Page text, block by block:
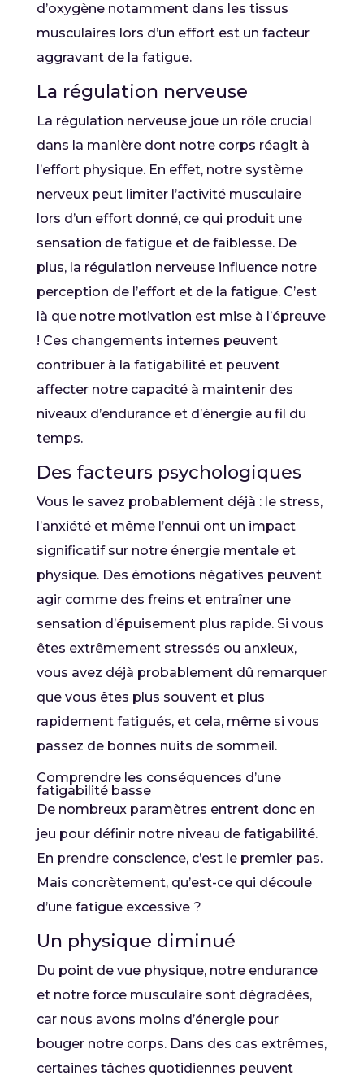
d’oxygène notamment dans les tissus
musculaires lors d’un effort est un facteur
aggravant de la fatigue.
La régulation nerveuse
La régulation nerveuse joue un rôle crucial
dans la manière dont notre corps réagit à
l’effort physique. En effet, notre système
nerveux peut limiter l’activité musculaire
lors d’un effort donné, ce qui produit une
sensation de fatigue et de faiblesse. De
plus, la régulation nerveuse influence notre
perception de l’effort et de la fatigue. C’est
là que notre motivation est mise à l’épreuve
! Ces changements internes peuvent
contribuer à la fatigabilité et peuvent
affecter notre capacité à maintenir des
niveaux d’endurance et d’énergie au fil du
temps.
Des facteurs psychologiques
Vous le savez probablement déjà : le stress,
l’anxiété et même l’ennui ont un impact
significatif sur notre énergie mentale et
physique. Des émotions négatives peuvent
agir comme des freins et entraîner une
sensation d’épuisement plus rapide. Si vous
êtes extrêmement stressés ou anxieux,
vous avez déjà probablement dû remarquer
que vous êtes plus souvent et plus
rapidement fatigués, et cela, même si vous
passez de bonnes nuits de sommeil.
Comprendre les conséquences d’une
fatigabilité basse
De nombreux paramètres entrent donc en
jeu pour définir notre niveau de fatigabilité.
En prendre conscience, c’est le premier pas.
Mais concrètement, qu’est-ce qui découle
d’une fatigue excessive ?
Un physique diminué
Du point de vue physique, notre endurance
et notre force musculaire sont dégradées,
car nous avons moins d’énergie pour
bouger notre corps. Dans des cas extrêmes,
certaines tâches quotidiennes peuvent